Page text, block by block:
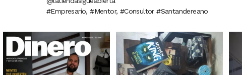
#Empresario, #Mentor, #Consultor #Santandereano
6 0 2 1